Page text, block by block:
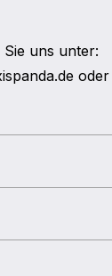
uns unter: